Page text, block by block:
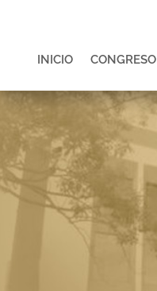
INICIO CONGRESO